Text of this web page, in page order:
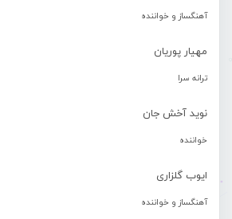
آهنگساز و خواننده
مهیار پوریان
ترانه سرا
نوید آخش جان
خواننده
ایوب گلزاری
آهنگساز و خواننده